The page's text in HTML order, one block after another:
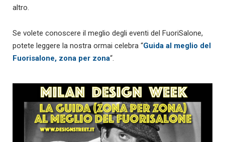
altro.
Se volete conoscere il meglio degli eventi del FuoriSalone,
potete leggere la nostra ormai celebra “Guida al meglio del
Fuorisalone, zona per zona“.